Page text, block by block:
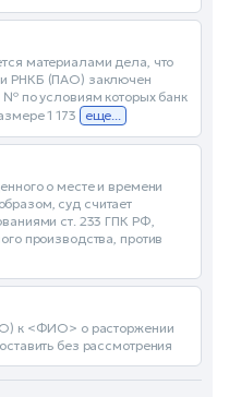
материалами дела, что
РНКБ (ПАО) заключен
№ по условиям которых банк
1 173
еще...
о месте и времени
суд считает
ст. 233 ГПК РФ,
производства, против
к <ФИО> о расторжении
без рассмотрения